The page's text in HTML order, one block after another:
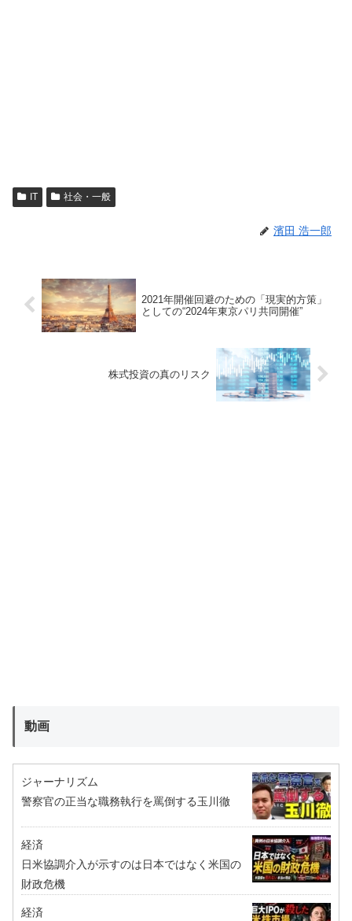
IT 社会・一般
濱田 浩一郎
2021年開催回避のための「現実的方策」
としての“2024年東京パリ共同開催”
株式投資の真のリスク
動画
ジャーナリズム
警察官の正当な職務執行を罵倒する玉川徹
経済
日米協調介入が示すのは日本ではなく米国の
財政危機
経済